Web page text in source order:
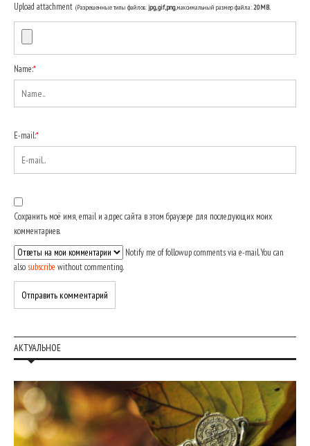
Upload attachment (Разрешенные типы файлов:jpg, gif, png, максимальный размер файла:20MB.
Name:*
E-mail:*
Сохранить моё имя, email и адрес сайта в этом браузере для последующих моих
комментариев.
Notify me of followup comments via e-mail. You can
also subscribe without commenting.
АКТУАЛЬНОЕ